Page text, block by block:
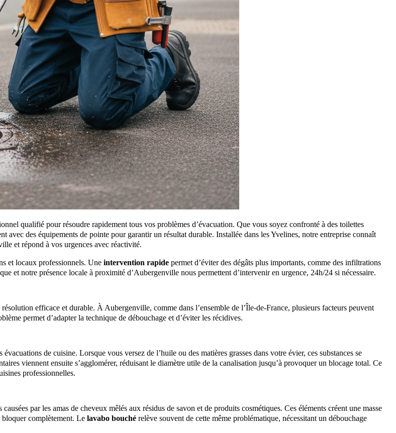
qualifié pour résoudre rapidement tous vos problèmes d’évacuation. Que vous soyez confronté à des toilettes
avec des équipements de pointe pour garantir un résultat durable. Installée dans les Yvelines, notre entreprise connaît
et répond à vos urgences avec réactivité.
et locaux professionnels. Une intervention rapide permet d’éviter des dégâts plus importants, comme des infiltrations
et notre présence locale à proximité d’Aubergenville nous permettent d’intervenir en urgence, 24h/24 si nécessaire.
efficace et durable. À Aubergenville, comme dans l’ensemble de l’Île-de-France, plusieurs facteurs peuvent
permet d’adapter la technique de débouchage et d’éviter les récidives.
de cuisine. Lorsque vous versez de l’huile ou des matières grasses dans votre évier, ces substances se
viennent ensuite s’agglomérer, réduisant le diamètre utile de la canalisation jusqu’à provoquer un blocage total. Ce
professionnelles.
par les amas de cheveux mêlés aux résidus de savon et de produits cosmétiques. Ces éléments créent une masse
bloquer complètement. Le lavabo bouché relève souvent de cette même problématique, nécessitant un débouchage